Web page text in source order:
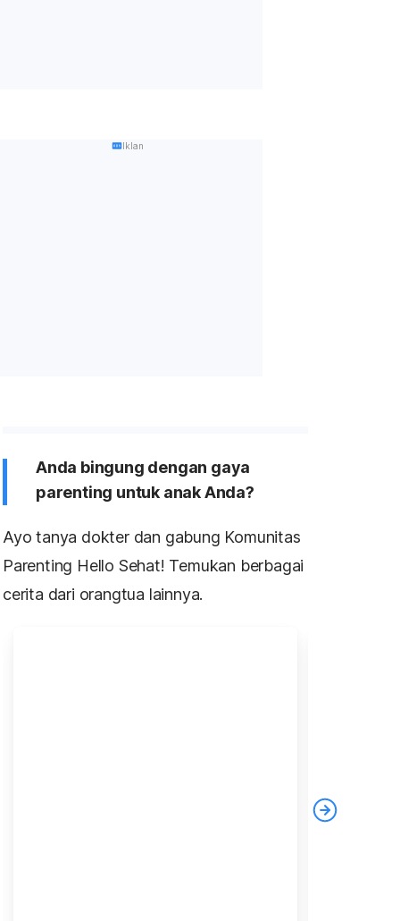
Iklan
Anda bingung dengan gaya
parenting untuk anak Anda?
Ayo tanya dokter dan gabung Komunitas
Parenting Hello Sehat! Temukan berbagai
cerita dari orangtua lainnya.